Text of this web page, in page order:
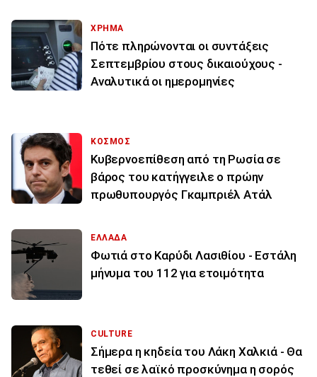
ΧΡΗΜΑ
Πότε πληρώνονται οι συντάξεις
Σεπτεμβρίου στους δικαιούχους -
Αναλυτικά οι ημερομηνίες
ΚΟΣΜΟΣ
Κυβερνοεπίθεση από τη Ρωσία σε
βάρος του κατήγγειλε ο πρώην
πρωθυπουργός Γκαμπριέλ Ατάλ
ΕΛΛΑΔΑ
Φωτιά στο Καρύδι Λασιθίου - Εστάλη
μήνυμα του 112 για ετοιμότητα
CULTURE
Σήμερα η κηδεία του Λάκη Χαλκιά - Θα
τεθεί σε λαϊκό προσκύνημα η σορός